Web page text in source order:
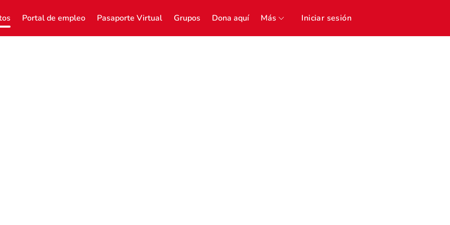
Portal de empleo Pasaporte Virtual Grupos Dona aquí Más Iniciar sesión